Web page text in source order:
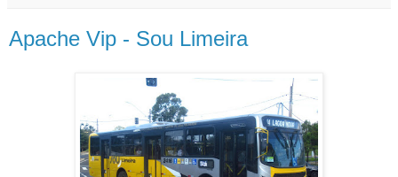
Apache Vip - Sou Limeira